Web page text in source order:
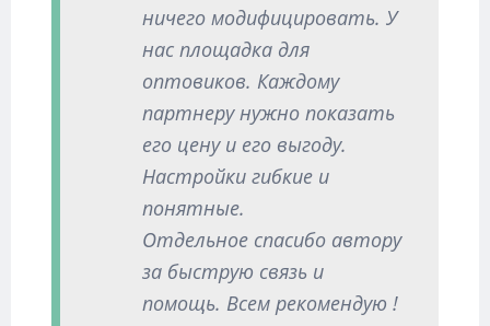
ничего модифицировать. У
нас площадка для
оптовиков. Каждому
партнеру нужно показать
его цену и его выгоду.
Настройки гибкие и
понятные.
Отдельное спасибо автору
за быструю связь и
помощь. Всем рекомендую !